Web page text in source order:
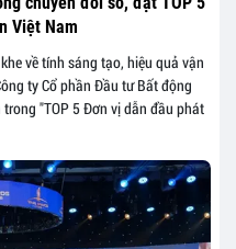
Việt Nam
về tính sáng tạo, hiệu quả vận
ty Cổ phần Đầu tư Bất động
"TOP 5 Đơn vị dẫn đầu phát